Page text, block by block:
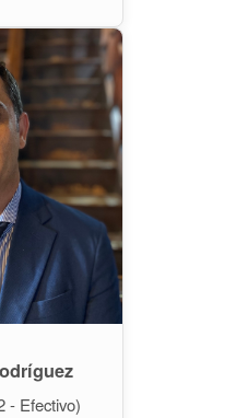
- Efectivo)